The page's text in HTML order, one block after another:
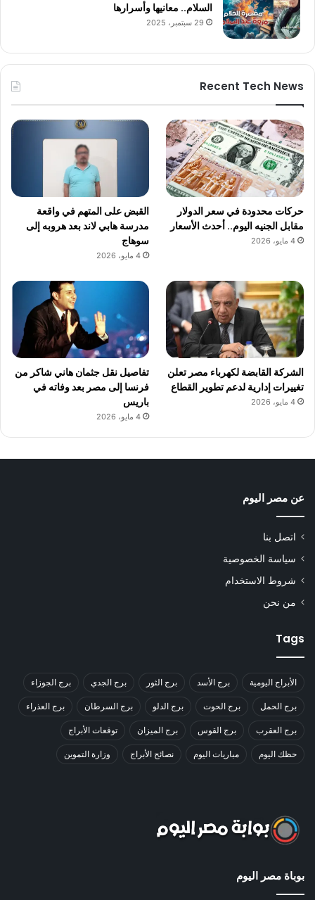
السلام.. معانيها وأسرارها
29 سبتمبر، 2025
Recent Tech News
حركات محدودة في سعر الدولار
مقابل الجنيه اليوم.. أحدث الأسعار
4 مايو، 2026
القبض على المتهم في واقعة
مدرسة هابي لاند بعد هروبه إلى
سوهاج
4 مايو، 2026
الشركة القابضة لكهرباء مصر تعلن
تغييرات إدارية لدعم تطوير القطاع
4 مايو، 2026
تفاصيل نقل جثمان هاني شاكر من
فرنسا إلى مصر بعد وفاته في
باريس
4 مايو، 2026
عن مصر اليوم
اتصل بنا
سياسة الخصوصية
شروط الاستخدام
من نحن
Tags
الأبراج اليومية برج الأسد برج الثور برج الجدي برج الجوزاء
برج الحمل برج الحوت برج الدلو برج السرطان برج العذراء
برج العقرب برج القوس برج الميزان توقعات الأبراج
حظك اليوم مباريات اليوم نصائح الأبراج وزارة التموين
بوباة مصر اليوم